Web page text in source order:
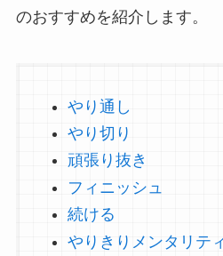
のおすすめを紹介します。
やり通し
やり切り
頑張り抜き
フィニッシュ
続ける
やりきりメンタリテ